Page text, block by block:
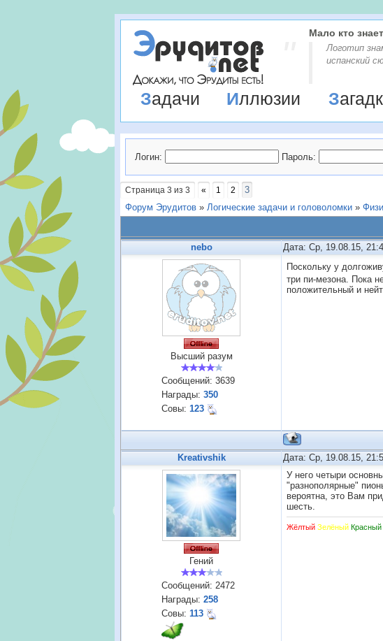
Мало кто
Логотип
испанский
Задачи Иллюзии
Логин: Пароль:
Страница 3 из 3 « 1 2
3
Форум Эрудитов » Логические задачи и головоломки »
nebo Дата: Ср, 19.08.15,
Высший разум
Сообщений: 3639
Награды: 350
Совы: 123
Поскольку у
три пи-мезона. Пока
положительный и
Kreativshik Дата: Ср, 19.08.15,
Гений
Сообщений: 2472
Награды: 258
Совы: 113
У него четыри
"разнополярные"
вероятна, это Вам
шесть.
Жёлтый Зелёный Красный